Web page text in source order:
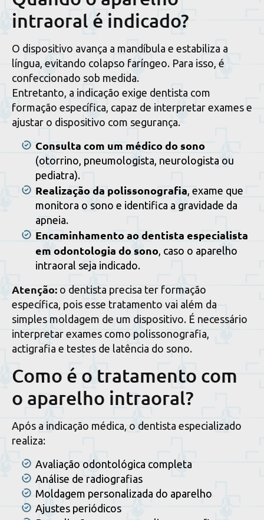
intraoral é indicado?
O dispositivo avança a mandíbula e estabiliza a
língua, evitando colapso faríngeo. Para isso, é
confeccionado sob medida.
Entretanto, a indicação exige dentista com
formação específica, capaz de interpretar exames e
ajustar o dispositivo com segurança.
Consulta com um médico do sono
(otorrino, pneumologista, neurologista ou
pediatra).
Realização da polissonografia, exame que
monitora o sono e identifica a gravidade da
apneia.
Encaminhamento ao dentista especialista
em odontologia do sono, caso o aparelho
intraoral seja indicado.
Atenção: o dentista precisa ter formação
específica, pois esse tratamento vai além da
simples moldagem de um dispositivo. É necessário
interpretar exames como polissonografia,
actigrafia e testes de latência do sono.
Como é o tratamento com
o aparelho intraoral?
Após a indicação médica, o dentista especializado
realiza:
Avaliação odontológica completa
Análise de radiografias
Moldagem personalizada do aparelho
Ajustes periódicos